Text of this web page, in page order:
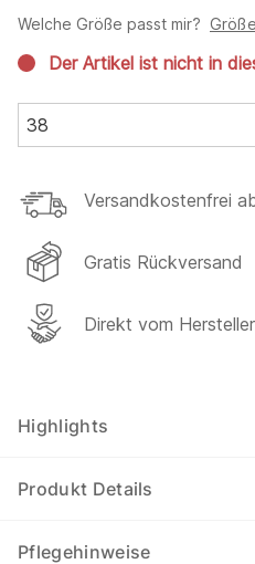
Welche Größe passt mir?
Der Artikel ist nicht in
38
Versandkostenfrei
Gratis Rückversand
Direkt vom Hersteller
Highlights
Produkt Details
Pflegehinweise